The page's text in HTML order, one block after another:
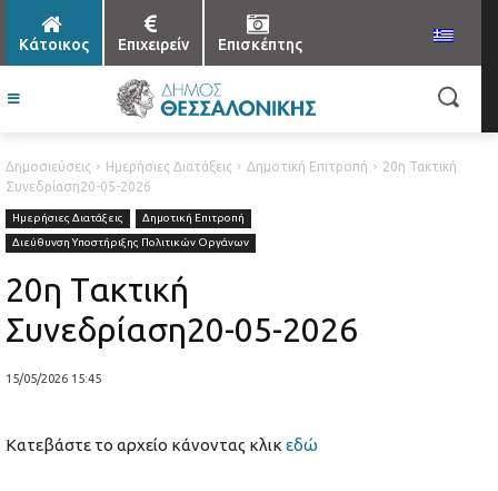
Κάτοικος Επιχειρείν Επισκέπτης
Δημοσιεύσεις Ημερήσιες Διατάξεις Δημοτική Επιτροπή
20η Τακτική
Συνεδρίαση20-05-2026
Ημερήσιες Διατάξεις
Δημοτική Επιτροπή
Διεύθυνση Υποστήριξης Πολιτικών Οργάνων
20η Τακτική
Συνεδρίαση20-05-2026
15/05/2026 15:45
Κατεβάστε το αρχείο κάνοντας κλικ εδώ